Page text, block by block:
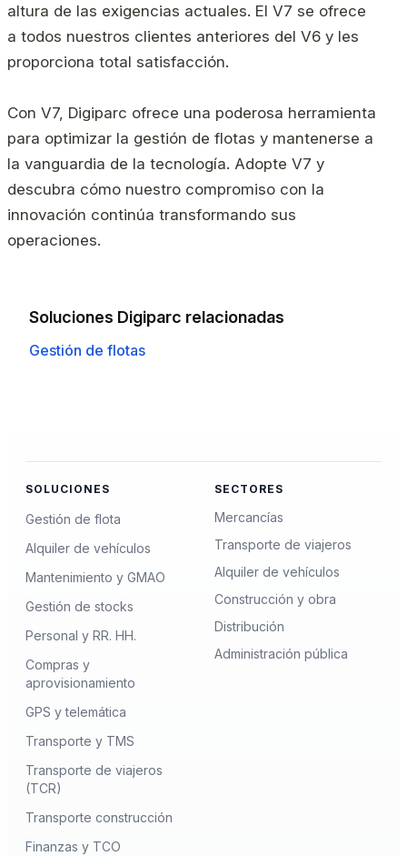
altura de las exigencias actuales. El V7 se ofrece
a todos nuestros clientes anteriores del V6 y les
proporciona total satisfacción.
Con V7, Digiparc ofrece una poderosa herramienta
para optimizar la gestión de flotas y mantenerse a
la vanguardia de la tecnología. Adopte V7 y
descubra cómo nuestro compromiso con la
innovación continúa transformando sus
operaciones.
Soluciones Digiparc relacionadas
Gestión de flotas
SOLUCIONES
Gestión de flota
Alquiler de vehículos
Mantenimiento y GMAO
Gestión de stocks
Personal y RR. HH.
Compras y
aprovisionamiento
GPS y telemática
Transporte y TMS
Transporte de viajeros
(TCR)
Transporte construcción
Finanzas y TCO
SECTORES
Mercancías
Transporte de viajeros
Alquiler de vehículos
Construcción y obra
Distribución
Administración pública